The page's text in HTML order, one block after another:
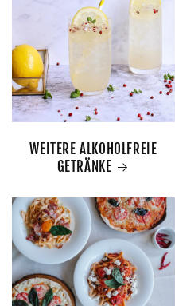
WEITERE ALKOHOLFREIE
GETRÄNKE